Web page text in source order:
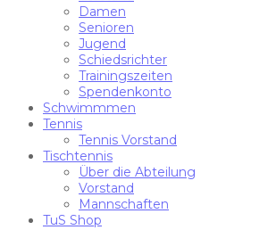
Damen
Senioren
Jugend
Schiedsrichter
Trainingszeiten
Spendenkonto
Schwimmmen
Tennis
Tennis Vorstand
Tischtennis
Über die Abteilung
Vorstand
Mannschaften
TuS Shop